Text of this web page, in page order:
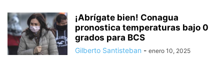
¡Abrígate bien! Conagua
pronostica temperaturas bajo 0
grados para BCS
Gilberto Santisteban - enero 10, 2025